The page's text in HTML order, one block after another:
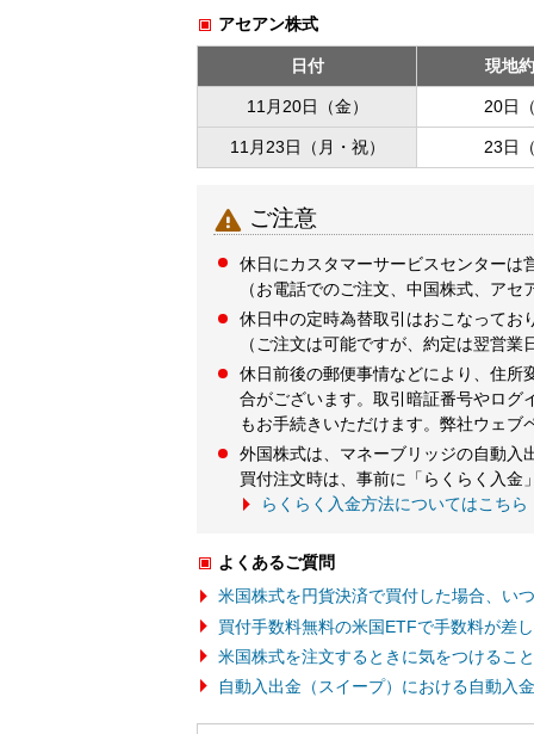
アセアン株式
日付 現地
11月20日（金） 20日
11月23日（月・祝） 23日
 ご注意
休日にカスタマーサービスセンターは
（お電話でのご注文、中国株式、ア
休日中の定時為替取引はおこなってお
（ご注文は可能ですが、約定は翌営業
休日前後の郵便事情などにより、住所
合がございます。取引暗証番号やログ
もお手続きいただけます。弊社ウェ
外国株式は、マネーブリッジの自動入
買付注文時は、事前に「らくらく入金
らくらく入金方法についてはこちら
よくあるご質問
米国株式を円貨決済で買付した場合、い
買付手数料無料の米国ETFで手数料が差
米国株式を注文するときに気をつけるこ
自動入出金（スイープ）における自動入